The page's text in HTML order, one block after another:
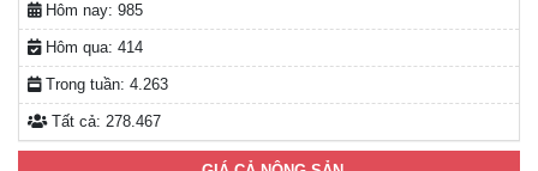
Hôm nay: 985
Hôm qua: 414
Trong tuần: 4.263
Tất cả: 278.467